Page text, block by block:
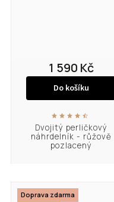
Dvojitý perličkový
náhrdelník - růžově
pozlacený
1 590 Kč
Do košíku
Doprava zdarma